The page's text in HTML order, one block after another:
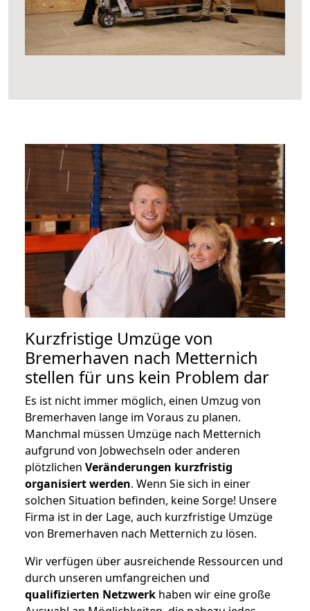
Kurzfristige Umzüge von
Bremerhaven nach Metternich
stellen für uns kein Problem dar
Es ist nicht immer möglich, einen Umzug von
Bremerhaven lange im Voraus zu planen.
Manchmal müssen Umzüge nach Metternich
aufgrund von Jobwechseln oder anderen
plötzlichen Veränderungen kurzfristig
organisiert werden. Wenn Sie sich in einer
solchen Situation befinden, keine Sorge! Unsere
Firma ist in der Lage, auch kurzfristige Umzüge
von Bremerhaven nach Metternich zu lösen.
Wir verfügen über ausreichende Ressourcen und
durch unseren umfangreichen und
qualifizierten Netzwerk haben wir eine große